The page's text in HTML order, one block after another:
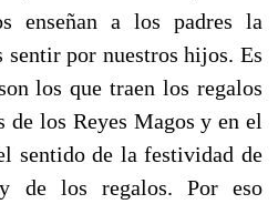
enseñan a los padres la
sentir por nuestros hijos. Es
los que traen los regalos
de los Reyes Magos y en el
sentido de la festividad de
de los regalos. Por eso